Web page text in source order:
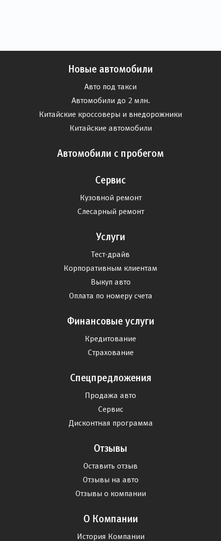
Новые автомобили
Авто под такси
Автомобили до 2 млн.
Китайские кроссоверы и внедорожники
Китайские автомобили
Автомобили с пробегом
Сервис
Кузовной ремонт
Слесарный ремонт
Услуги
Тест-драйв
Корпоративным клиентам
Выкуп авто
Оплата по номеру счета
Финансовые услуги
Кредитование
Страхование
Спецпредложения
Продажа авто
Сервис
Дисконтная программа
Отзывы
Оставить отзыв
Отзывы на авто
Отзывы о компании
О Компании
История Компании